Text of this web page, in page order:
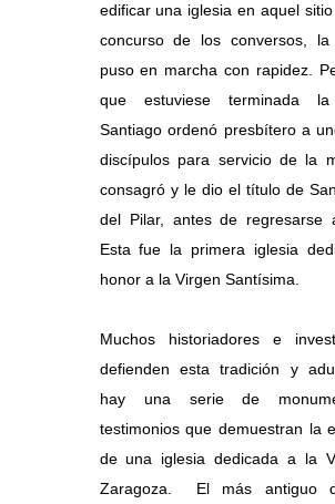
edificar una iglesia en aquel
concurso de los conversos,
puso en marcha con rapidez.
que estuviese terminada la
Santiago ordenó presbítero a
discípulos para servicio de la
consagró y le dio el título de
del Pilar, antes de regresarse
Esta fue la primera iglesia
honor a la Virgen Santísima.
Muchos historiadores e
defienden esta tradición y
hay una serie de
testimonios que demuestran la
de una iglesia dedicada a la
Zaragoza. El más antiguo